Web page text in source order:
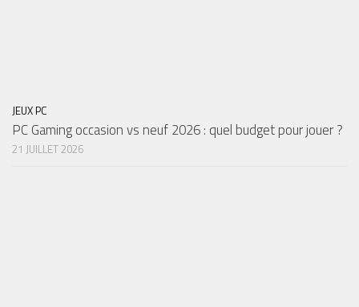
JEUX PC
PC Gaming occasion vs neuf 2026 : quel budget pour jouer ?
21 JUILLET 2026